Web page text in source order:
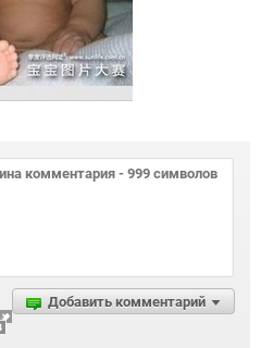
Добавить комментарий